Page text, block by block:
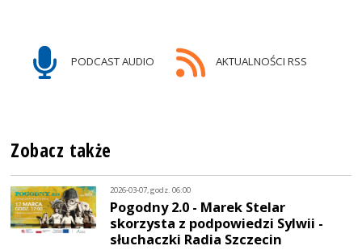
PODCAST AUDIO AKTUALNOŚCI RSS
Zobacz także
2026-03-07, godz. 06:00
Pogodny 2.0 - Marek Stelar
skorzysta z podpowiedzi Sylwii -
słuchaczki Radia Szczecin